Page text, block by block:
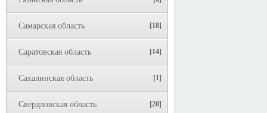
Самарская область [18]
Саратовская область [14]
Сахалинская область [1]
Свердловская область [20]